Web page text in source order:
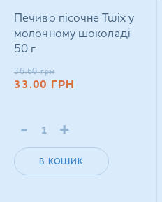
Печиво пісочне Twix у
молочному шоколаді
50 г
36.60 грн
33.00 ГРН
- +
В КОШИК